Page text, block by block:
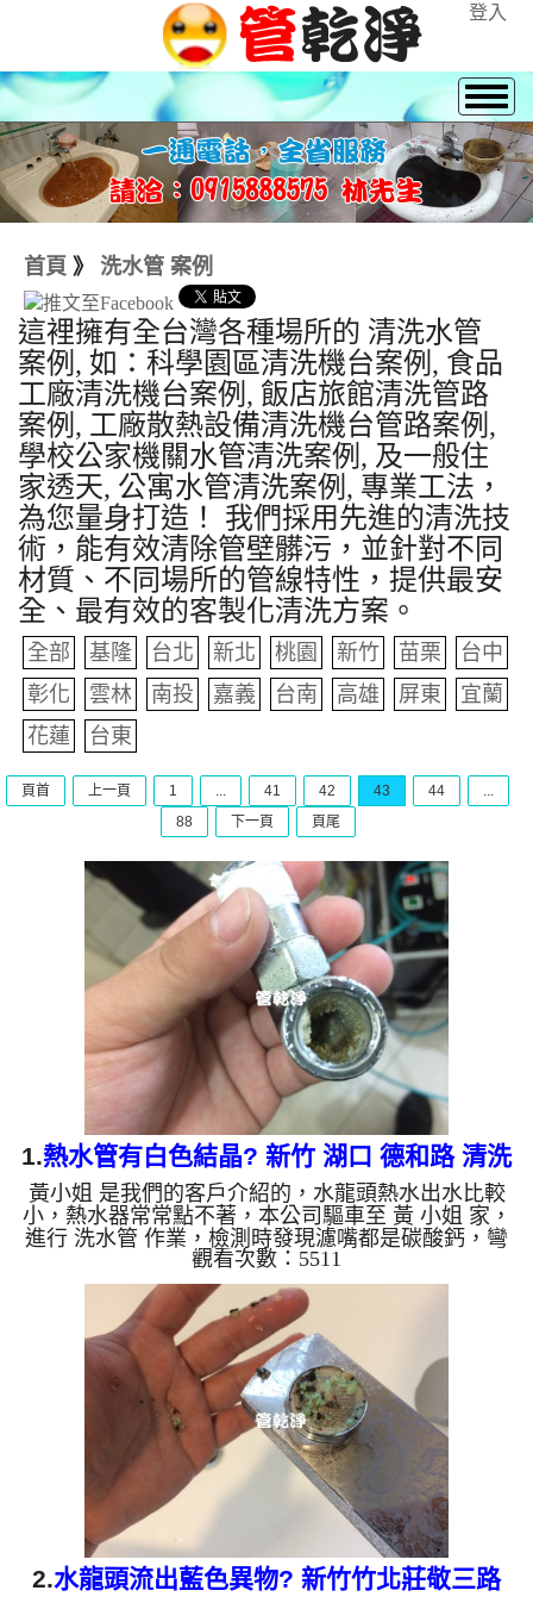
登入
首頁 》 洗水管 案例
這裡擁有全台灣各種場所的 清洗水管
案例, 如：科學園區清洗機台案例, 食品
工廠清洗機台案例, 飯店旅館清洗管路
案例, 工廠散熱設備清洗機台管路案例,
學校公家機關水管清洗案例, 及一般住
家透天, 公寓水管清洗案例, 專業工法，
為您量身打造！ 我們採用先進的清洗技
術，能有效清除管壁髒污，並針對不同
材質、不同場所的管線特性，提供最安
全、最有效的客製化清洗方案。
全部 基隆 台北 新北 桃園 新竹 苗栗
台中
彰化
雲林 南投 嘉義 台南 高雄 屏東
宜蘭
花蓮
台東
頁首 上一頁 1 ... 41 42 43 44
...
88
下一頁 頁尾
1.熱水管有白色結晶? 新竹 湖口 德和路 清洗
水管
黃小姐 是我們的客戶介紹的，水龍頭熱水出水比較
小，熱水器常常點不著，本公司驅車至 黃 小姐 家，
進行 洗水管 作業，檢測時發現濾嘴都是碳酸鈣，彎
頭裡都是白色結晶，本公司架起 高周波水管清洗
機，灌入 檸檬酸水 至管路裡面，等了約15分，開
啟 水管清洗機 ，啟動 螺旋波 模式，一開始就洗出白
色髒水，越洗越髒，如下圖片影片，一個多小時後，
出水正常及出水量恢復正常，黃小姐能正常用熱水
了!! 如是自來水，如水管老化，會產生鐵鏽跟泥沙堆
積，洗出來的水就會是咖啡色，地下水含有氧化錳，
管壁上會結成黑色管...
觀看次數：5511
2.水龍頭流出藍色異物? 新竹竹北莊敬三路